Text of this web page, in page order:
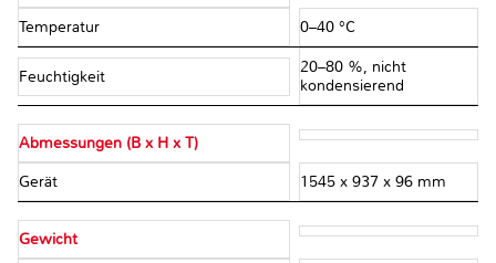
Temperatur 0–40 °C
Feuchtigkeit
20–80 %, nicht
kondensierend
Abmessungen (B x H x T)
Gerät 1545 x 937 x 96 mm
Gewicht